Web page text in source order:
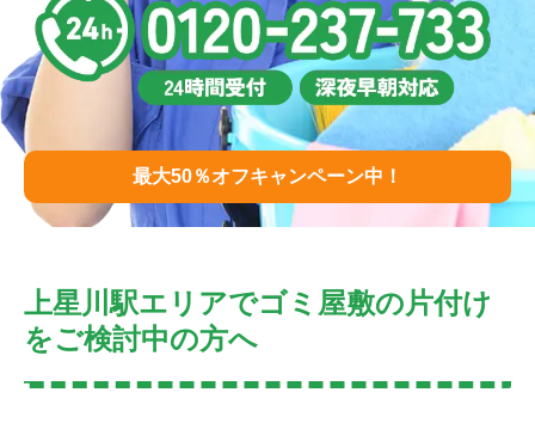
最大50％オフキャンペーン中！
上星川駅エリアでゴミ屋敷の片付け
をご検討中の方へ